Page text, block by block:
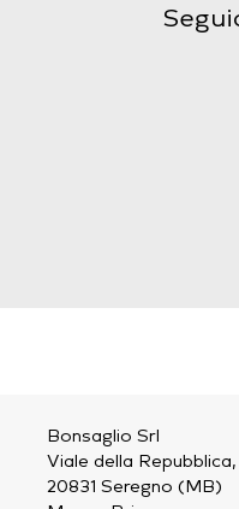
Bonsaglio Srl
Viale della
20831 Seregno (MB)